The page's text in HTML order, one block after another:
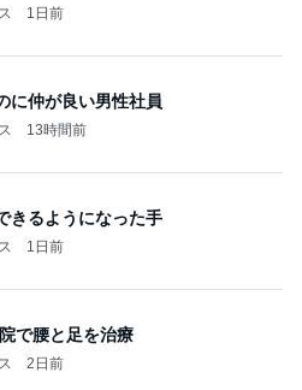
1日前
に仲が良い男性社員
13時間前
きるようになった手
1日前
で腰と足を治療
2日前